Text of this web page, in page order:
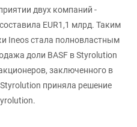
двух компаний -
EUR1,1 млрд. Таким
Ineos стала полновластным
доли BASF в Styrolution
заключенного в
приняла решение